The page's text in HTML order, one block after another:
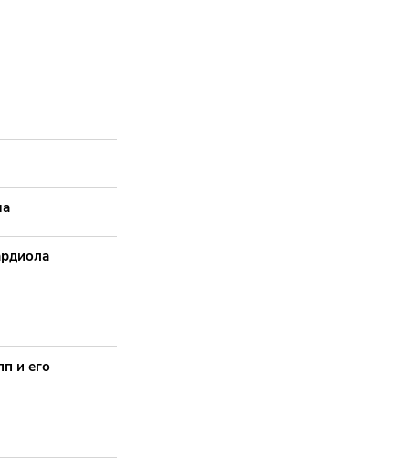
и его